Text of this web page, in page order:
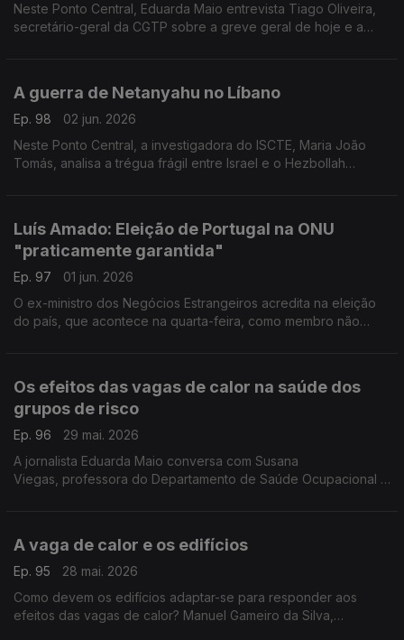
Neste Ponto Central, Eduarda Maio entrevista Tiago Oliveira,
secretário-geral da CGTP sobre a greve geral de hoje e a
A guerra de Netanyahu no Líbano
Ep. 98
02 jun. 2026
Neste Ponto Central, a investigadora do ISCTE, Maria João
Tomás, analisa a trégua frágil entre Israel e o Hezbollah
Luís Amado: Eleição de Portugal na ONU
"praticamente garantida"
Ep. 97
01 jun. 2026
O ex-ministro dos Negócios Estrangeiros acredita na eleição
do país, que acontece na quarta-feira, como membro não
Os efeitos das vagas de calor na saúde dos
grupos de risco
Ep. 96
29 mai. 2026
A jornalista Eduarda Maio conversa com Susana
Viegas, professora do Departamento de Saúde Ocupacional e
A vaga de calor e os edifícios
Ep. 95
28 mai. 2026
Como devem os edifícios adaptar-se para responder aos
efeitos das vagas de calor? Manuel Gameiro da Silva,